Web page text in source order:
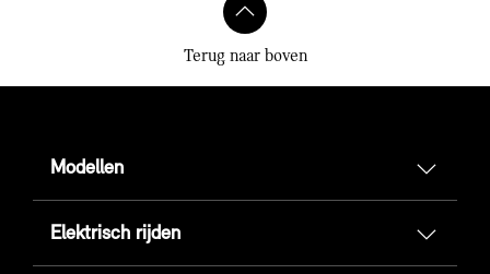
Terug naar boven
Modellen
Elektrisch rijden